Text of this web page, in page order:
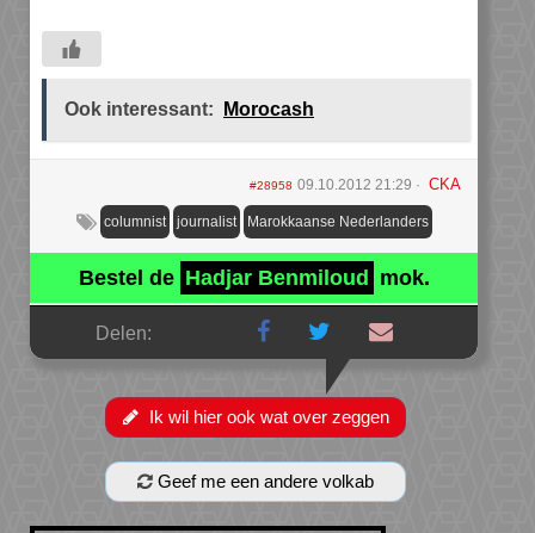
Ook interessant: Morocash
#28958 09.10.2012 21:29 CKA
columnist journalist Marokkaanse Nederlanders
Bestel de Hadjar Benmiloud mok.
Delen:
Ik wil hier ook wat over zeggen
Geef me een andere volkab